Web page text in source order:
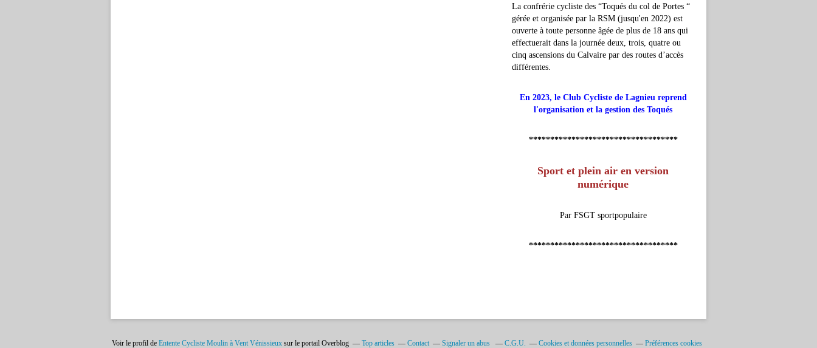
La confrérie cycliste des “Toqués du col de Portes “
gérée et organisée par la RSM (jusqu'en 2022) est
ouverte à toute personne âgée de plus de 18 ans qui
effectuerait dans la journée deux, trois, quatre ou
cinq ascensions du Calvaire par des routes d’accès
différentes.
En 2023, le Club Cycliste de Lagnieu reprend
l'organisation et la gestion des Toqués
***********************************
Sport et plein air en version
numérique
Par FSGT sportpopulaire
***********************************
Voir le profil de Entente Cycliste Moulin à Vent Vénissieuxsur le portail Overblog Top articles Contact Signaler un abus C.G.U. Cookies et données personnelles Préférences cookies